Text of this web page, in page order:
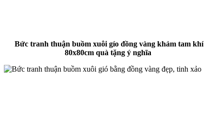
Bức tranh thuận buồm xuôi gío đồng vàng khảm tam khí
80x80cm quà tặng ý nghĩa